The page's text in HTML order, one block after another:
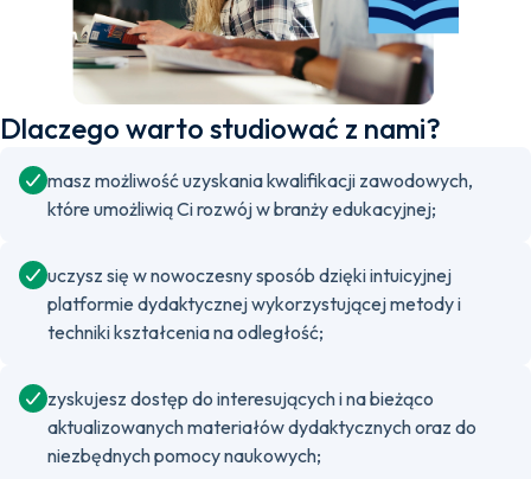
Dlaczego warto studiować z nami?
masz możliwość uzyskania kwalifikacji zawodowych,
które umożliwią Ci rozwój w branży edukacyjnej;
uczysz się w nowoczesny sposób dzięki intuicyjnej
platformie dydaktycznej wykorzystującej metody i
techniki kształcenia na odległość;
zyskujesz dostęp do interesujących i na bieżąco
aktualizowanych materiałów dydaktycznych oraz do
niezbędnych pomocy naukowych;